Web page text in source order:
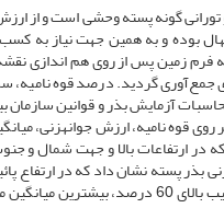
تورانی گونه پسته وحشی است و از
بوده و به همین جهت نیاز به
زمین پس از روی هم اندازی
آزمایش بذر و قوانین سازمان
قوه نامیه، ارزش جوانه­زنی،
بذر پسته بود. مدت روز جوانه­زنی در جهت